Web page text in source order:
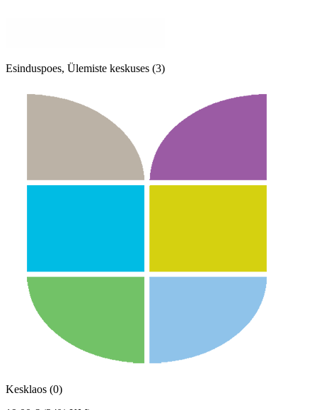
Esinduspoes, Ülemiste keskuses (3)
Kesklaos (0)